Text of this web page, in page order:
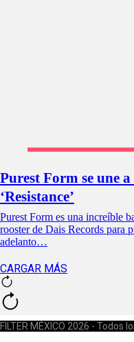
Purest Form se une
‘Resistance’
Purest Form es una increíble
rooster de Dais Records para
adelanto…
CARGAR MÁS
FILTER MÉXICO 2026 - Todos